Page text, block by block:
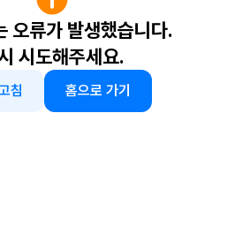
오류가 발생했습니다.
시도해주세요.
침 홈으로 가기